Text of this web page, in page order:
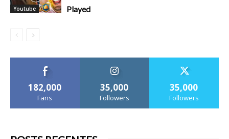
Youtube
Played
182,000
Fans
35,000
Followers
35,000
Followers